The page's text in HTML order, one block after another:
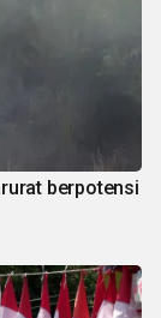
berpotensi